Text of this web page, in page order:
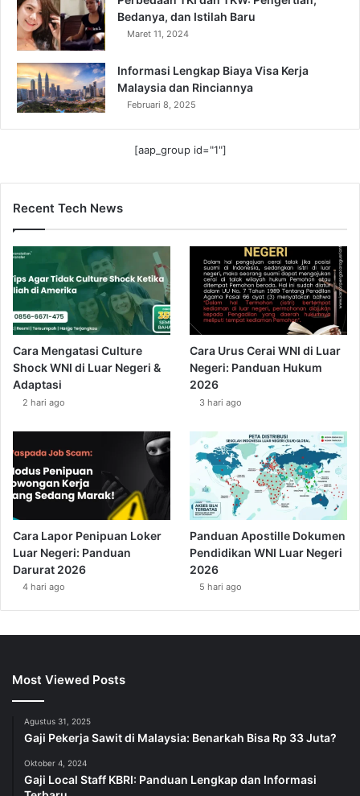
Bedanya, dan Istilah Baru
Maret 11, 2024
Informasi Lengkap Biaya Visa Kerja
Malaysia dan Rinciannya
Februari 8, 2025
[aap_group id="1"]
Recent Tech News
Cara Mengatasi Culture
Shock WNI di Luar Negeri &
Adaptasi
2 hari ago
Cara Urus Cerai WNI di Luar
Negeri: Panduan Hukum
2026
3 hari ago
Cara Lapor Penipuan Loker
Luar Negeri: Panduan
Darurat 2026
4 hari ago
Panduan Apostille Dokumen
Pendidikan WNI Luar Negeri
2026
5 hari ago
Most Viewed Posts
Agustus 31, 2025
Gaji Pekerja Sawit di Malaysia: Benarkah Bisa Rp 33 Juta?
Oktober 4, 2024
Gaji Local Staff KBRI: Panduan Lengkap dan Informasi